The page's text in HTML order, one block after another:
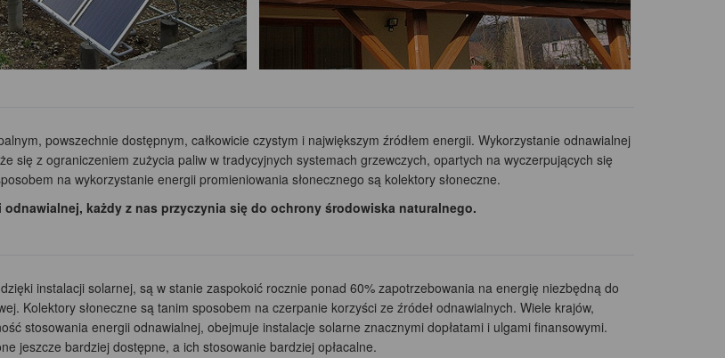
powszechnie dostępnym, całkowicie czystym i największym źródłem energii. Wykorzystanie odnawialnej
się z ograniczeniem zużycia paliw w tradycyjnych systemach grzewczych, opartych na wyczerpujących się
na wykorzystanie energii promieniowania słonecznego są kolektory słoneczne.
odnawialnej, każdy z nas przyczynia się do ochrony środowiska naturalnego.
instalacji solarnej, są w stanie zaspokoić rocznie ponad 60% zapotrzebowania na energię niezbędną do
Kolektory słoneczne są tanim sposobem na czerpanie korzyści ze źródeł odnawialnych. Wiele krajów,
stosowania energii odnawialnej, obejmuje instalacje solarne znacznymi dopłatami i ulgami finansowymi.
jeszcze bardziej dostępne, a ich stosowanie bardziej opłacalne.